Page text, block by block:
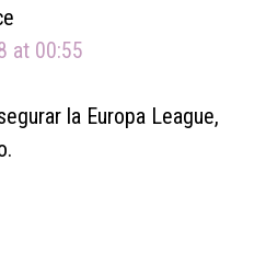
at 00:55
la Europa League,